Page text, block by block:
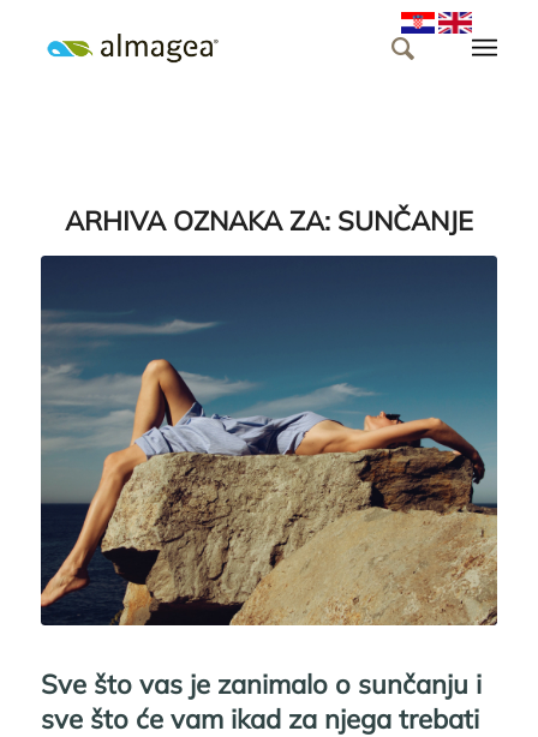
ARHIVA OZNAKA ZA: SUNČANJE
Sve što vas je zanimalo o sunčanju i
sve što će vam ikad za njega trebati